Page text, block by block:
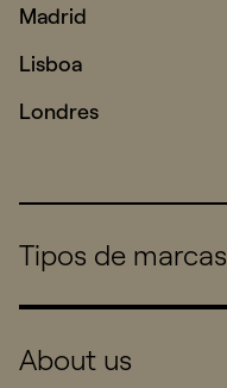
Madrid
Lisboa
Londres
Tipos de marcas
Consumers
About us